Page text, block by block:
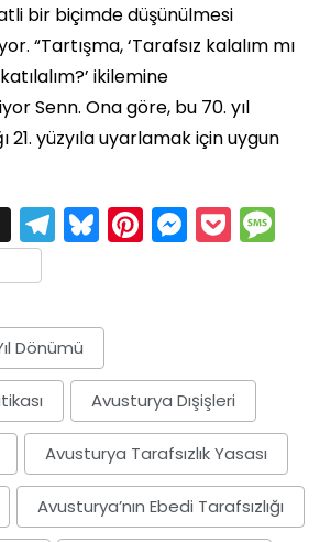
bir biçimde düşünülmesi
“Tartışma, ‘Tarafsız kalalım mı
ikilemine
Senn. Ona göre, bu 70. yıl
21. yüzyıla uyarlamak için uygun
Instapaper
Telegram
Bluesky
Pinterest
Dönümü
Avusturya Dışişleri
Avusturya Tarafsızlık Yasası
Avusturya’nın Ebedi Tarafsızlığı